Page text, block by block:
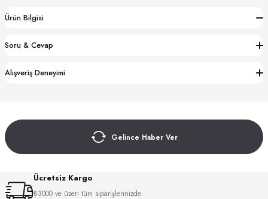
Ürün Bilgisi
Soru & Cevap
Alışveriş Deneyimi
Gelince Haber Ver
Ücretsiz Kargo
₺3000 ve üzeri tüm siparişlerinizde